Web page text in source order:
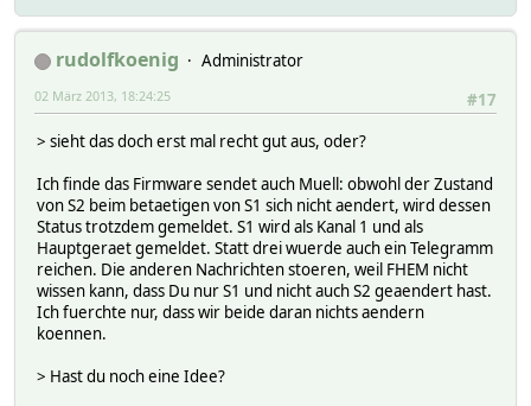
rudolfkoenig
Administrator
#17
02 März 2013, 18:24:25
> sieht das doch erst mal recht gut aus, oder?
Ich finde das Firmware sendet auch Muell: obwohl der Zustand
von S2 beim betaetigen von S1 sich nicht aendert, wird dessen
Status trotzdem gemeldet. S1 wird als Kanal 1 und als
Hauptgeraet gemeldet. Statt drei wuerde auch ein Telegramm
reichen. Die anderen Nachrichten stoeren, weil FHEM nicht
wissen kann, dass Du nur S1 und nicht auch S2 geaendert hast.
Ich fuerchte nur, dass wir beide daran nichts aendern
koennen.
> Hast du noch eine Idee?